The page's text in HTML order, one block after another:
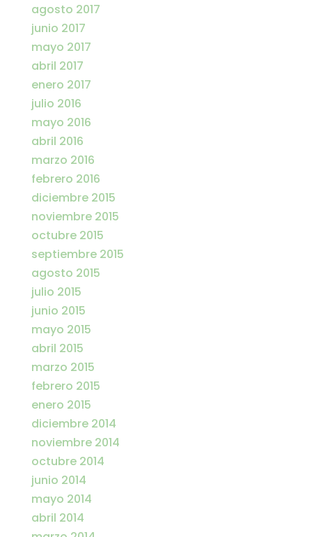
agosto 2017
junio 2017
mayo 2017
abril 2017
enero 2017
julio 2016
mayo 2016
abril 2016
marzo 2016
febrero 2016
diciembre 2015
noviembre 2015
octubre 2015
septiembre 2015
agosto 2015
julio 2015
junio 2015
mayo 2015
abril 2015
marzo 2015
febrero 2015
enero 2015
diciembre 2014
noviembre 2014
octubre 2014
junio 2014
mayo 2014
abril 2014